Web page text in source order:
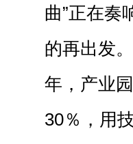
曲”正在奏
的再出发
年，产业
30％，用